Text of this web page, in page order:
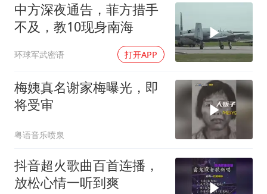
中方深夜通告，菲方措手
不及，教10现身南海
环球军武密语 打开APP
梅姨真名谢家梅曝光，即
将受审
粤语音乐喷泉
抖音超火歌曲百首连播，
放松心情一听到爽